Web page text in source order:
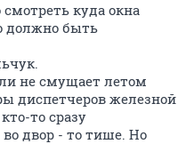
куда окна
должно быть
не смущает летом
диспетчеров железной
то сразу
во двор - то тише. Но